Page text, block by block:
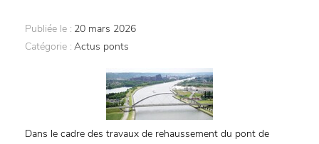
Publiée le : 20 mars 2026
Catégorie : Actus ponts
Dans le cadre des travaux de rehaussement du pont de